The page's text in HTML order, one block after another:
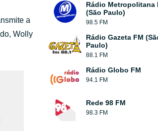
a
Wolly
Rádio Metropolitana
(São Paulo)
98.5 FM
Rádio Gazeta FM
Paulo)
88.1 FM
Rádio Globo FM
94.1 FM
Rede 98 FM
98.3 FM